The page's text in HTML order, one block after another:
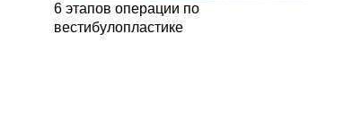
6 этапов операции по
вестибулопластике